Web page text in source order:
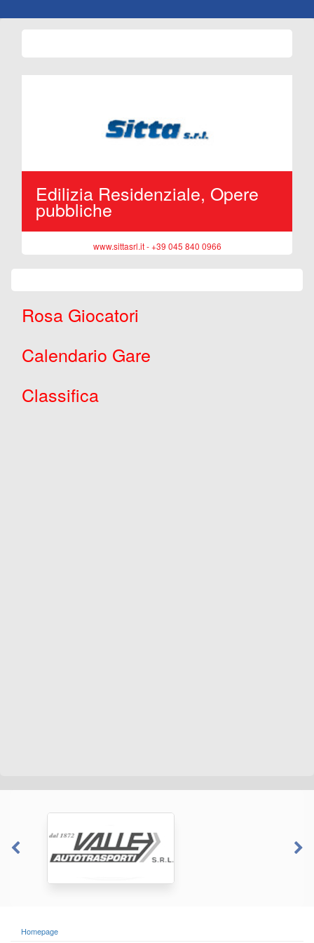
Edilizia Residenziale, Opere
pubbliche
www.sittasrl.it - +39 045 840 0966
Rosa Giocatori
Calendario Gare
Classifica
Homepage